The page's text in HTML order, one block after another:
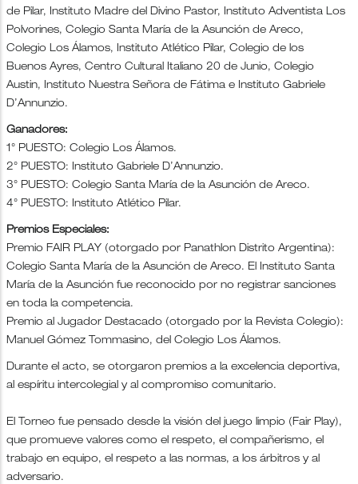
de Pilar, Instituto Madre del Divino Pastor, Instituto Adventista Los
Polvorines, Colegio Santa María de la Asunción de Areco,
Colegio Los Álamos, Instituto Atlético Pilar, Colegio de los
Buenos Ayres, Centro Cultural Italiano 20 de Junio, Colegio
Austin, Instituto Nuestra Señora de Fátima e Instituto Gabriele
D’Annunzio.
Ganadores:
1° PUESTO: Colegio Los Álamos.
2° PUESTO: Instituto Gabriele D’Annunzio.
3° PUESTO: Colegio Santa María de la Asunción de Areco.
4° PUESTO: Instituto Atlético Pilar.
Premios Especiales:
Premio FAIR PLAY (otorgado por Panathlon Distrito Argentina):
Colegio Santa María de la Asunción de Areco. El Instituto Santa
María de la Asunción fue reconocido por no registrar sanciones
en toda la competencia.
Premio al Jugador Destacado (otorgado por la Revista Colegio):
Manuel Gómez Tommasino, del Colegio Los Álamos.
Durante el acto, se otorgaron premios a la excelencia deportiva,
al espíritu intercolegial y al compromiso comunitario.
El Torneo fue pensado desde la visión del juego limpio (Fair Play),
que promueve valores como el respeto, el compañerismo, el
trabajo en equipo, el respeto a las normas, a los árbitros y al
adversario.